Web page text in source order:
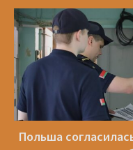
Польша